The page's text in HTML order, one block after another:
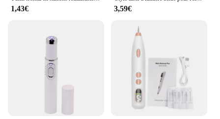
1,43€ 3,59€